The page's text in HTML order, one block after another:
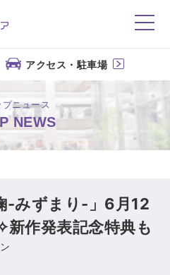
洛北阪急スクエア
アクセス・駐車場
プニュース
NEWS
-みずまり-」6月12
作発表記念特典も